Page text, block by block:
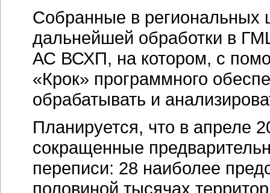
Собранные в региональных
дальнейшей обработки в
АС ВСХП, на котором, с
«Крок» программного
обрабатывать и
Планируется, что в апреле
сокращенные
переписи: 28 наиболее
половиной тысячах